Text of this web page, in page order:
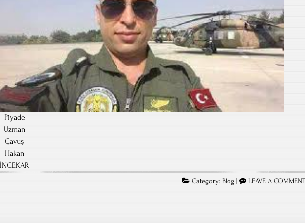
Piyade
Uzman
Çavuş
Hakan
İNCEKAR
Category: Blog | LEAVE A